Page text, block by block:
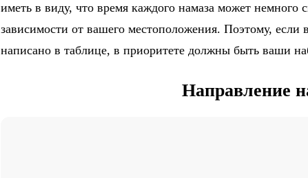
иметь в виду, что время каждого намаза может немного
зависимости от вашего местоположения. Поэтому,
написано в таблице, в приоритете должны быть ваши
Направление